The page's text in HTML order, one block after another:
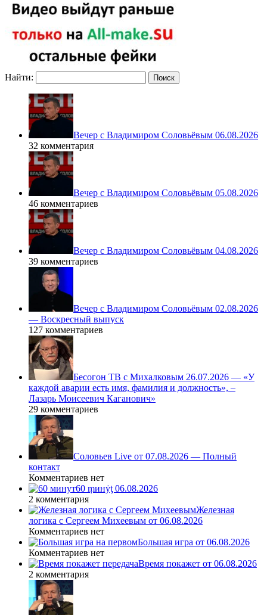
Найти:
Вечер с Владимиром Соловьёвым 06.08.2026
32 комментария
Вечер с Владимиром Соловьёвым 05.08.2026
46 комментариев
Вечер с Владимиром Соловьёвым 04.08.2026
39 комментариев
Вечер с Владимиром Соловьёвым 02.08.2026
— Воскресный выпуск
127 комментариев
Бесогон ТВ с Михалковым 26.07.2026 — «У
каждой аварии есть имя, фамилия и должность», –
Лазарь Моисеевич Каганович»
29 комментариев
Соловьев Live от 07.08.2026 — Полный
контакт
Комментариев нет
60 ṃинẏƫ 06.08.2026
2 комментария
Железная
логика с Сергеем Михеевым от 06.08.2026
Комментариев нет
Большая игра от 06.08.2026
Комментариев нет
Время покажет от 06.08.2026
2 комментария